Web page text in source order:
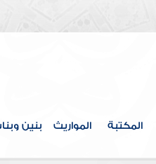
المكتبة المواريث بنين